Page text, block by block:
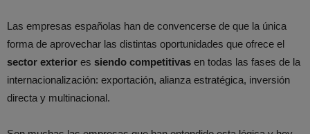
Las empresas españolas han de convencerse de que la única
forma de aprovechar las distintas oportunidades que ofrece el
sector exterior es siendo competitivas en todas las fases de la
internacionalización: exportación, alianza estratégica, inversión
directa y multinacional.